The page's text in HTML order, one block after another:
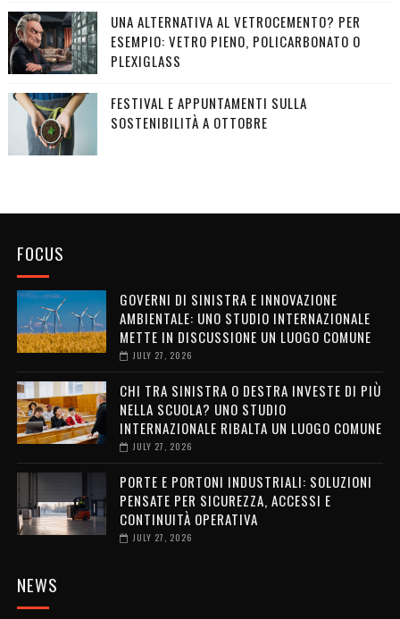
UNA ALTERNATIVA AL VETROCEMENTO? PER
ESEMPIO: VETRO PIENO, POLICARBONATO O
PLEXIGLASS
FESTIVAL E APPUNTAMENTI SULLA
SOSTENIBILITÀ A OTTOBRE
FOCUS
GOVERNI DI SINISTRA E INNOVAZIONE
AMBIENTALE: UNO STUDIO INTERNAZIONALE
METTE IN DISCUSSIONE UN LUOGO COMUNE
JULY 27, 2026
CHI TRA SINISTRA O DESTRA INVESTE DI PIÙ
NELLA SCUOLA? UNO STUDIO
INTERNAZIONALE RIBALTA UN LUOGO COMUNE
JULY 27, 2026
PORTE E PORTONI INDUSTRIALI: SOLUZIONI
PENSATE PER SICUREZZA, ACCESSI E
CONTINUITÀ OPERATIVA
JULY 27, 2026
NEWS